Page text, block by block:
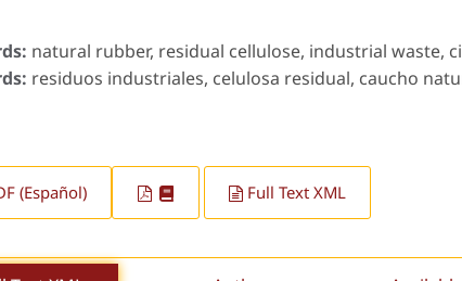
natural rubber, residual cellulose, industrial waste,
residuos industriales, celulosa residual, caucho
(Español) Full Text XML